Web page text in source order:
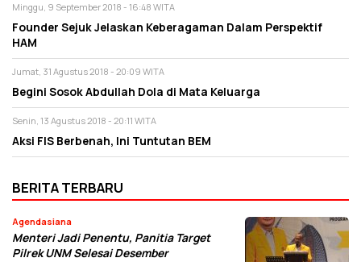
Minggu, 9 September 2018 - 16:48 WITA
Founder Sejuk Jelaskan Keberagaman Dalam Perspektif
HAM
Jumat, 31 Agustus 2018 - 20:09 WITA
Begini Sosok Abdullah Dola di Mata Keluarga
Senin, 13 Agustus 2018 - 20:11 WITA
Aksi FIS Berbenah, Ini Tuntutan BEM
BERITA TERBARU
Agendasiana
Menteri Jadi Penentu, Panitia Target
Pilrek UNM Selesai Desember